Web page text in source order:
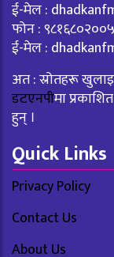
ई-मेल :
फोन :
ई-मेल :
अत : स्रोतहरू
डटएनपीमा
हुन् ।
Quick Links
Privacy Policy
Contact Us
About Us